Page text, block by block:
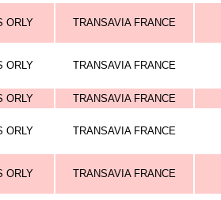
ORLY TRANSAVIA FRANCE
ORLY TRANSAVIA FRANCE
ORLY TRANSAVIA FRANCE
ORLY TRANSAVIA FRANCE
ORLY TRANSAVIA FRANCE